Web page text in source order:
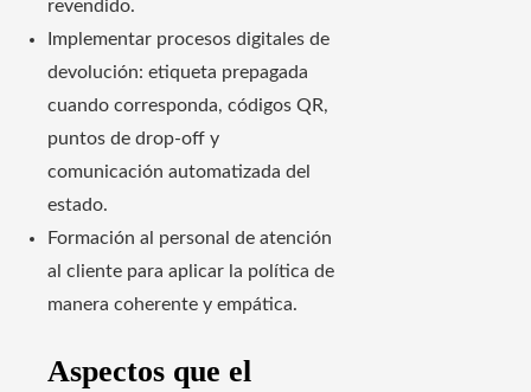
revendido.
Implementar procesos digitales de
devolución: etiqueta prepagada
cuando corresponda, códigos QR,
puntos de drop-off y
comunicación automatizada del
estado.
Formación al personal de atención
al cliente para aplicar la política de
manera coherente y empática.
Aspectos que el